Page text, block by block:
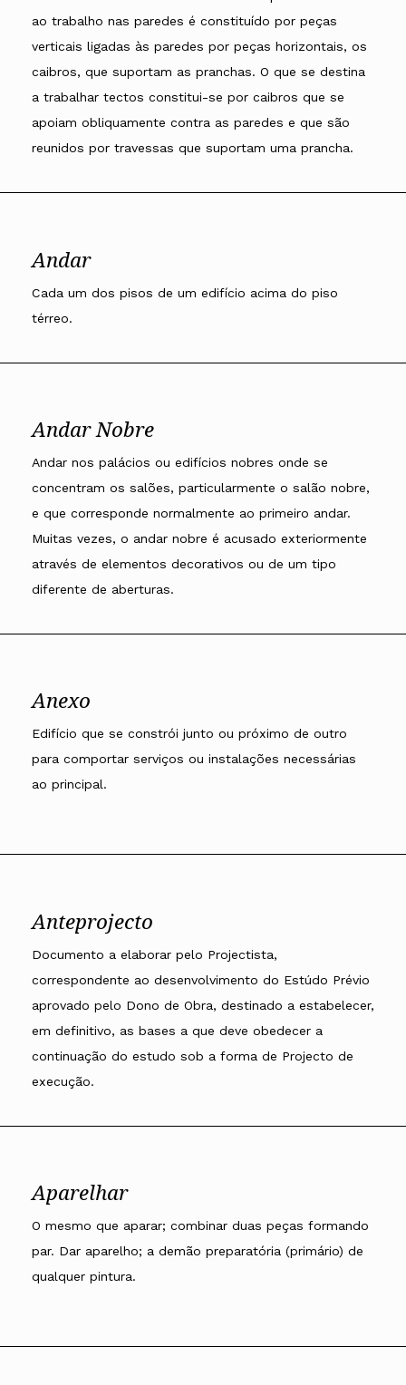
ao trabalho nas paredes é constituído por peças
verticais ligadas às paredes por peças horizontais, os
caibros, que suportam as pranchas. O que se destina
a trabalhar tectos constitui-se por caibros que se
apoiam obliquamente contra as paredes e que são
reunidos por travessas que suportam uma prancha.
Andar
Cada um dos pisos de um edifício acima do piso
térreo.
Andar Nobre
Andar nos palácios ou edifícios nobres onde se
concentram os salões, particularmente o salão nobre,
e que corresponde normalmente ao primeiro andar.
Muitas vezes, o andar nobre é acusado exteriormente
através de elementos decorativos ou de um tipo
diferente de aberturas.
Anexo
Edifício que se constrói junto ou próximo de outro
para comportar serviços ou instalações necessárias
ao principal.
Anteprojecto
Documento a elaborar pelo Projectista,
correspondente ao desenvolvimento do Estúdo Prévio
aprovado pelo Dono de Obra, destinado a estabelecer,
em definitivo, as bases a que deve obedecer a
continuação do estudo sob a forma de Projecto de
execução.
Aparelhar
O mesmo que aparar; combinar duas peças formando
par. Dar aparelho; a demão preparatória (primário) de
qualquer pintura.